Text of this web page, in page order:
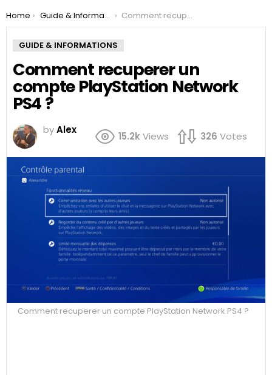
You are here:
Home Guide & Informations Comment recuperer un compte PlayStation Network PS4 ?
GUIDE & INFORMATIONS
Comment recuperer un
compte PlayStation Network
PS4 ?
byAlex
15.2kViews 326 Votes
Comment recuperer un compte PlayStation Network PS4 ?